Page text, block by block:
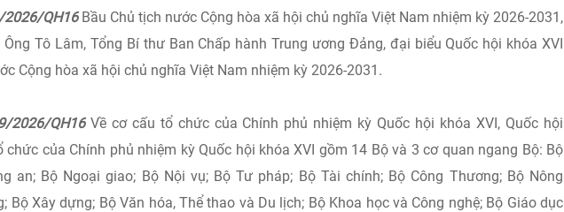
2026/QH16Bầu Chủ tịch nước Cộng hòa xã hội chủ nghĩa Việt Nam nhiệm kỳ 2026-2031,
Tô Lâm, Tổng Bí thư Ban Chấp hành Trung ương Đảng, đại biểu Quốc hội khóa XVI
Cộng hòa xã hội chủ nghĩa Việt Nam nhiệm kỳ 2026-2031.
2026/QH16Về cơ cấu tổ chức của Chính phủ nhiệm kỳ Quốc hội khóa XVI, Quốc hội
chức của Chính phủ nhiệm kỳ Quốc hội khóa XVI gồm 14 Bộ và 3 cơ quan ngang Bộ: Bộ
an; Bộ Ngoại giao; Bộ Nội vụ; Bộ Tư pháp; Bộ Tài chính; Bộ Công Thương; Bộ Nông
Bộ Xây dựng; Bộ Văn hóa, Thể thao và Du lịch; Bộ Khoa học và Công nghệ; Bộ Giáo dục